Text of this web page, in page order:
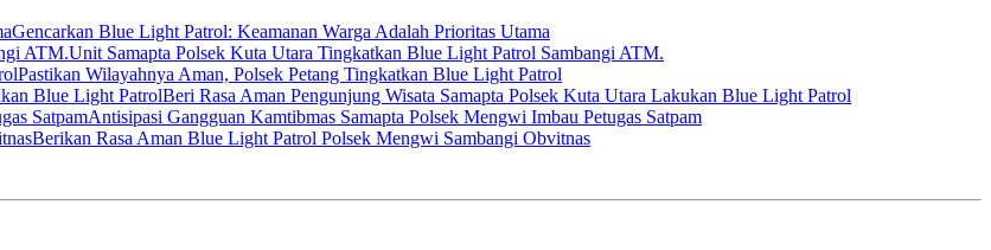
Gencarkan Blue Light Patrol: Keamanan Warga Adalah Prioritas Utama
Unit Samapta Polsek Kuta Utara Tingkatkan Blue Light Patrol Sambangi ATM.
Pastikan Wilayahnya Aman, Polsek Petang Tingkatkan Blue Light Patrol
Beri Rasa Aman Pengunjung Wisata Samapta Polsek Kuta Utara Lakukan Blue Light Patrol
Antisipasi Gangguan Kamtibmas Samapta Polsek Mengwi Imbau Petugas Satpam
Berikan Rasa Aman Blue Light Patrol Polsek Mengwi Sambangi Obvitnas